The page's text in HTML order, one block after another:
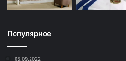
Популярное
05.09.2022